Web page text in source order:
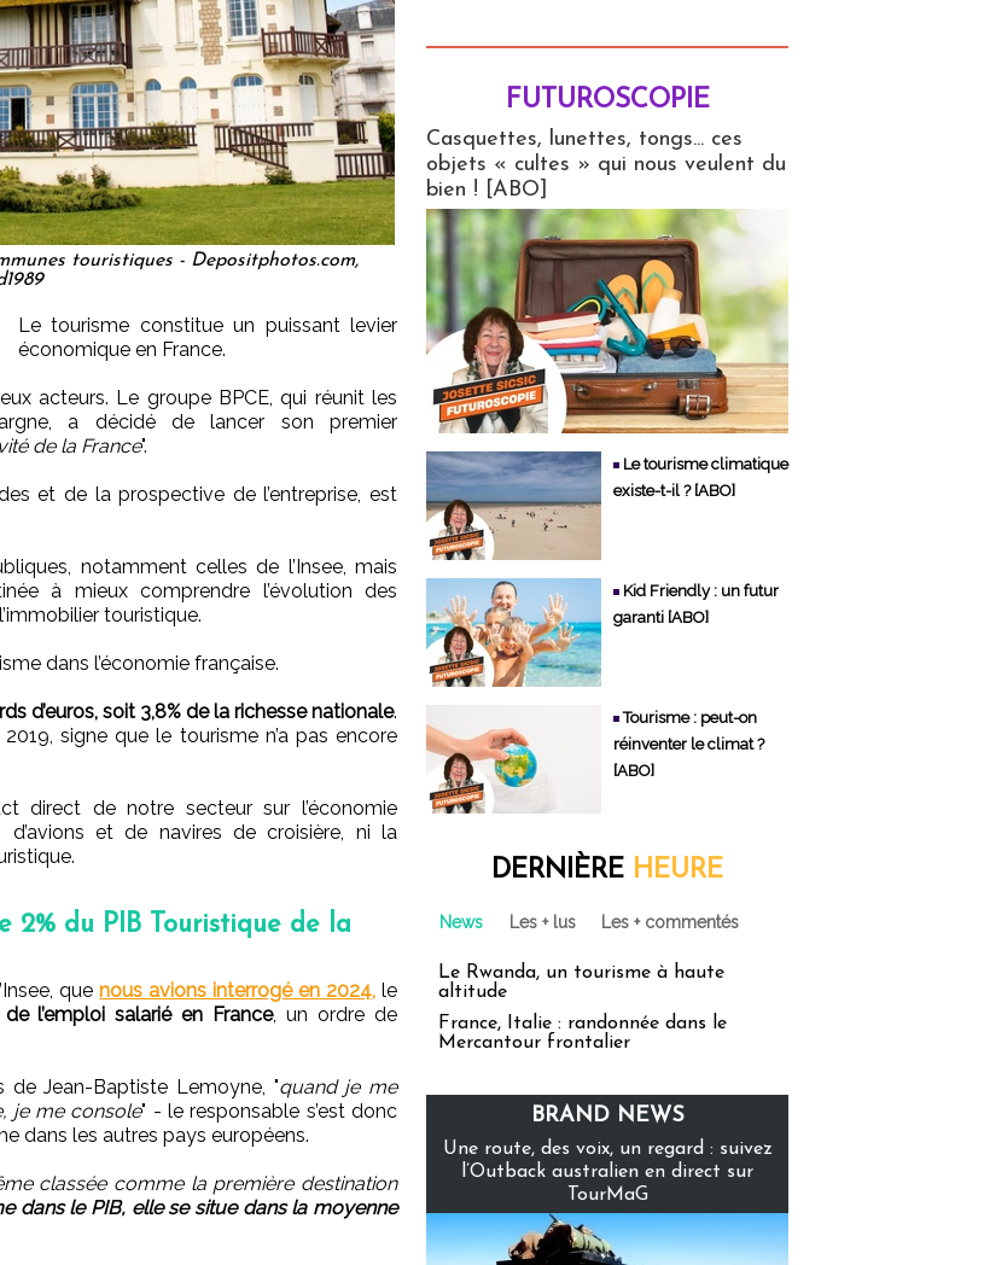
touristiques - Depositphotos.com,
Le tourisme constitue un puissant levier
économique en France.
acteurs. Le groupe BPCE, qui réunit les
a décidé de lancer son premier
de la France".
et de la prospective de l’entreprise, est
notamment celles de l’Insee, mais
à mieux comprendre l’évolution des
touristique.
dans l’économie française.
d’euros, soit 3,8% de la richesse nationale.
signe que le tourisme n’a pas encore
direct de notre secteur sur l’économie
et de navires de croisière, ni la
2% du PIB Touristique de la
quenous avions interrogé en 2024, le
l’emploi salarié en France, un ordre de
de Jean-Baptiste Lemoyne, "quand je me
je me console" - le responsable s’est donc
dans les autres pays européens.
classée comme la première destination
dans le PIB, elle se situe dans la moyenne
FUTUROSCOPIE
Casquettes, lunettes, tongs... ces
objets « cultes » qui nous veulent du
bien ! [ABO]
Le tourisme climatique
existe-t-il ? [ABO]
Kid Friendly : un futur
garanti [ABO]
Tourisme : peut-on
réinventer le climat ?
[ABO]
DERNIÈRE HEURE
News Les + lus Les + commentés
Le Rwanda, un tourisme à haute
altitude
France, Italie : randonnée dans le
Mercantour frontalier
BRAND NEWS
Une route, des voix, un regard : suivez
l’Outback australien en direct sur
TourMaG